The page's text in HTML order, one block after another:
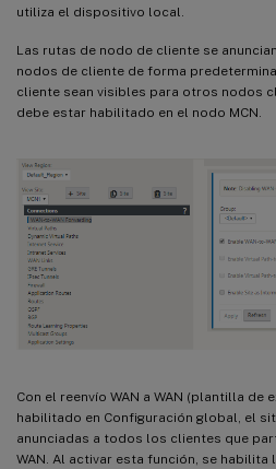
utiliza el dispositivo local.
Las rutas de nodo de cliente se
nodos de cliente de forma
cliente sean visibles para otros nodos
debe estar habilitado en el nodo MCN.
Con el reenvío WAN a WAN (plantilla de
habilitado en Configuración global, el
anunciadas a todos los clientes que
WAN. Al activar esta función, se